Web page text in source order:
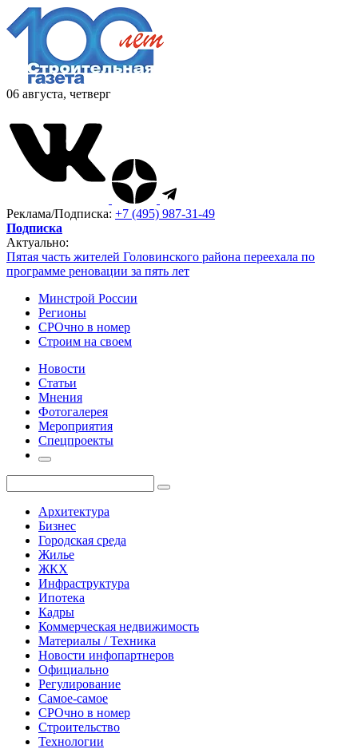
06 августа, четверг
Реклама/Подписка: +7 (495) 987-31-49
Подписка
Актуально:
Пятая часть жителей Головинского района переехала по
программе реновации за пять лет
Минстрой России
Регионы
СРОчно в номер
Строим на своем
Новости
Статьи
Мнения
Фотогалерея
Мероприятия
Спецпроекты
Архитектура
Бизнес
Городская среда
Жилье
ЖКХ
Инфраструктура
Ипотека
Кадры
Коммерческая недвижимость
Материалы / Техника
Новости инфопартнеров
Официально
Регулирование
Самое-самое
СРОчно в номер
Строительство
Технологии